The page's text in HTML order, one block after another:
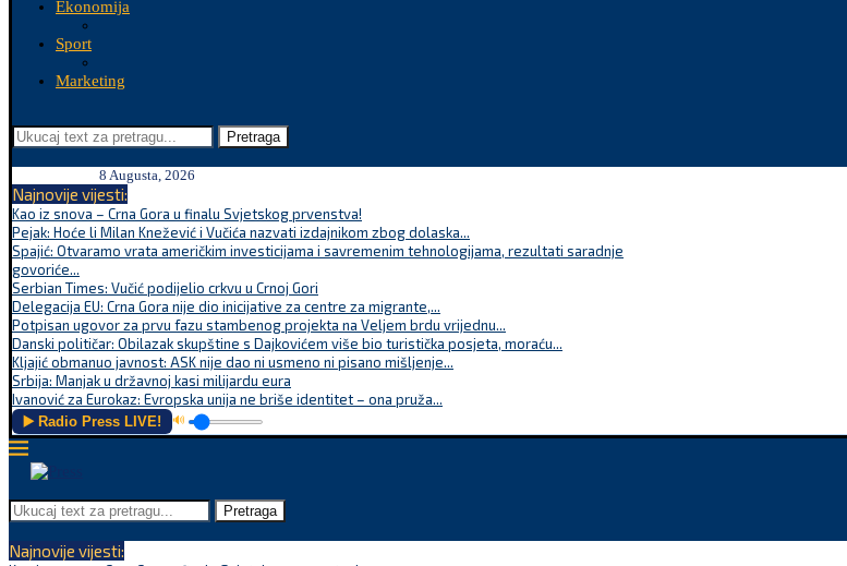
Ekonomija
Sport
Marketing
Pretraga
8 Augusta, 2026
Najnovije vijesti:
Kao iz snova – Crna Gora u finalu Svjetskog prvenstva!
Pejak: Hoće li Milan Knežević i Vučića nazvati izdajnikom zbog dolaska...
Spajić: Otvaramo vrata američkim investicijama i savremenim tehnologijama, rezultati saradnje
govoriće...
Serbian Times: Vučić podijelio crkvu u Crnoj Gori
Delegacija EU: Crna Gora nije dio inicijative za centre za migrante,...
Potpisan ugovor za prvu fazu stambenog projekta na Veljem brdu vrijednu...
Danski političar: Obilazak skupštine s Dajkovićem više bio turistička posjeta, moraću...
Kljajić obmanuo javnost: ASK nije dao ni usmeno ni pisano mišljenje...
Srbija: Manjak u državnoj kasi milijardu eura
Ivanović za Eurokaz: Evropska unija ne briše identitet – ona pruža...
▶️ Radio Press LIVE! 🔊
Pretraga
Najnovije vijesti: